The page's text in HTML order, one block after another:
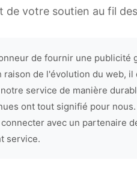
de votre soutien au fil
de fournir une publicité
de l'évolution du web, il
service de manière
ont tout signifié pour nous.
avec un partenaire
service.